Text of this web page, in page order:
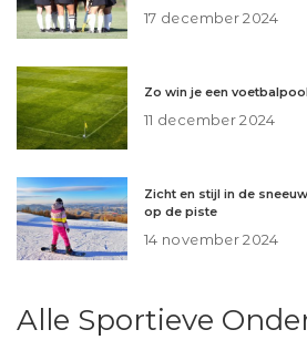
17 december 2024
Zo win je een
11 december 2024
Zicht en stijl in de
op de piste
14 november 2024
Alle Sportieve